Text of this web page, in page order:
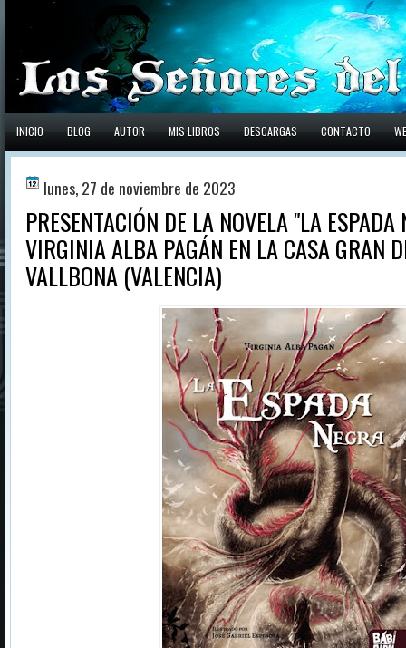
INICIO BLOG AUTOR MIS LIBROS DESCARGAS CONTACTO
lunes, 27 de noviembre de 2023
PRESENTACIÓN DE LA NOVELA "LA ESPADA
VIRGINIA ALBA PAGÁN EN LA CASA GRAN
VALLBONA (VALENCIA)